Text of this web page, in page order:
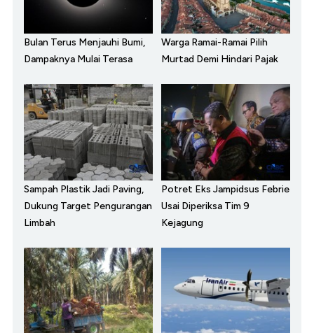
Bulan Terus Menjauhi Bumi,
Dampaknya Mulai Terasa
Warga Ramai-Ramai Pilih
Murtad Demi Hindari Pajak
Sampah Plastik Jadi Paving,
Dukung Target Pengurangan
Limbah
Potret Eks Jampidsus Febrie
Usai Diperiksa Tim 9
Kejagung